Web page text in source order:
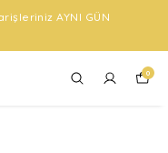
AYNI GÜN
0